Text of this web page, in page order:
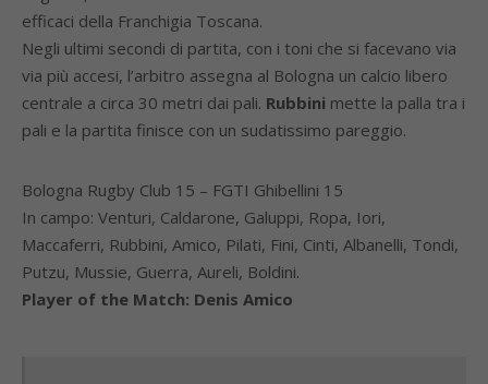
efficaci della Franchigia Toscana.
Negli ultimi secondi di partita, con i toni che si facevano via
via più accesi, l’arbitro assegna al Bologna un calcio libero
centrale a circa 30 metri dai pali. Rubbini mette la palla tra i
pali e la partita finisce con un sudatissimo pareggio.
Bologna Rugby Club 15 – FGTI Ghibellini 15
In campo: Venturi, Caldarone, Galuppi, Ropa, Iori,
Maccaferri, Rubbini, Amico, Pilati, Fini, Cinti, Albanelli, Tondi,
Putzu, Mussie, Guerra, Aureli, Boldini.
Player of the Match: Denis Amico